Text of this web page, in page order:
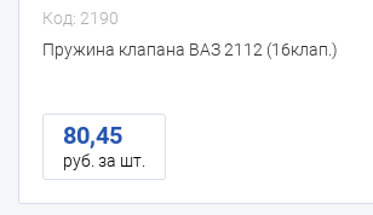
Код: 2190
Пружина клапана ВАЗ 2112 (16клап.)
80,45
руб. за шт.